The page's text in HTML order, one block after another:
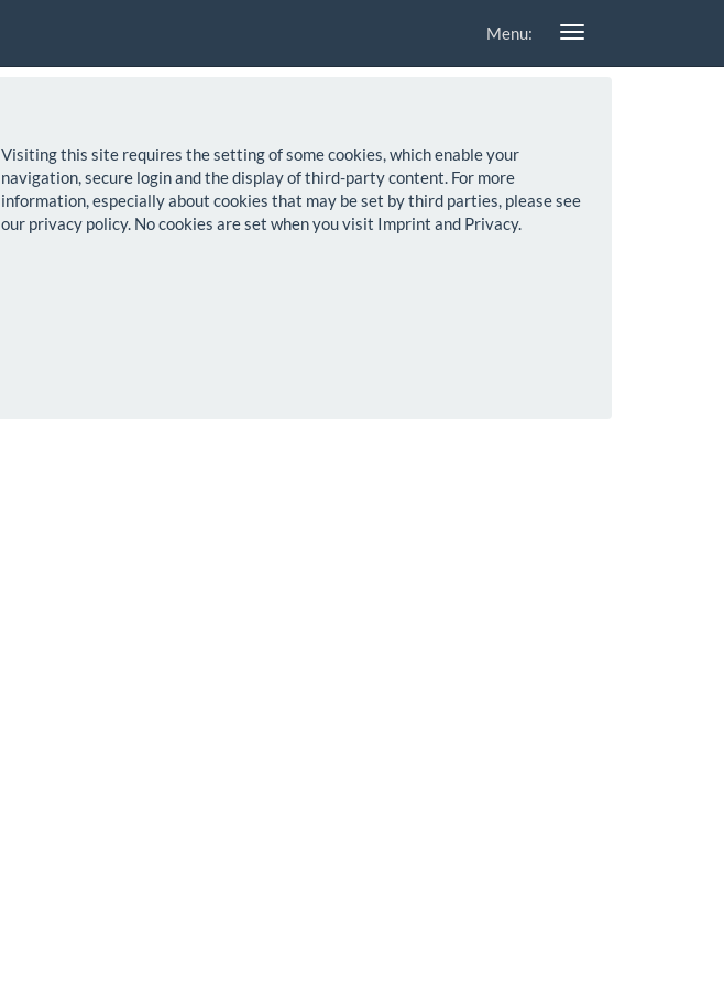
Menu:
Visiting this site requires the setting of some cookies, which enable your
navigation, secure login and the display of third-party content. For more
information, especially about cookies that may be set by third parties, please see
our privacy policy. No cookies are set when you visit Imprint and Privacy.